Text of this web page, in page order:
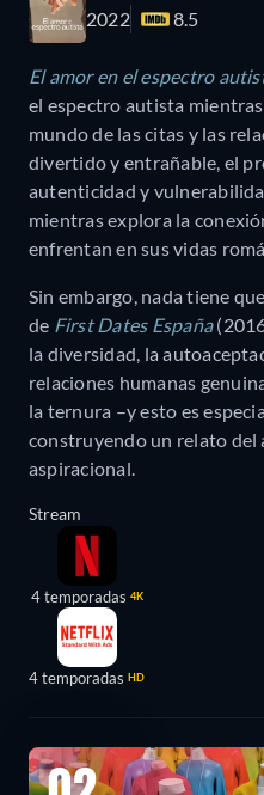
2022 8.5
El amor en el espectro
el espectro autista
mundo de las citas y las
divertido y entrañable, el
autenticidad y
mientras explora la
enfrentan en sus vidas
Sin embargo, nada tiene
de First Dates España
la diversidad, la
relaciones humanas
la ternura –y esto es
construyendo un relato del
aspiracional.
Stream
4 temporadas 4K
4 temporadas HD